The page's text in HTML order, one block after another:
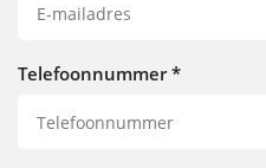
Telefoonnummer*